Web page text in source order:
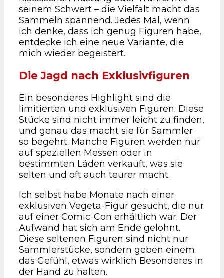
seinem Schwert – die Vielfalt macht das
Sammeln spannend. Jedes Mal, wenn
ich denke, dass ich genug Figuren habe,
entdecke ich eine neue Variante, die
mich wieder begeistert.
Die Jagd nach Exklusivfiguren
Ein besonderes Highlight sind die
limitierten und exklusiven Figuren. Diese
Stücke sind nicht immer leicht zu finden,
und genau das macht sie für Sammler
so begehrt. Manche Figuren werden nur
auf speziellen Messen oder in
bestimmten Läden verkauft, was sie
selten und oft auch teurer macht.
Ich selbst habe Monate nach einer
exklusiven Vegeta-Figur gesucht, die nur
auf einer Comic-Con erhältlich war. Der
Aufwand hat sich am Ende gelohnt.
Diese seltenen Figuren sind nicht nur
Sammlerstücke, sondern geben einem
das Gefühl, etwas wirklich Besonderes in
der Hand zu halten.